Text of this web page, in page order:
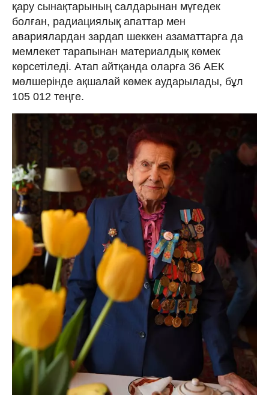
қару сынақтарының салдарынан мүгедек
болған, радиациялық апаттар мен
авариялардан зардап шеккен азаматтарға да
мемлекет тарапынан материалдық көмек
көрсетіледі. Атап айтқанда оларға 36 АЕК
мөлшерінде ақшалай көмек аударылады, бұл
105 012 теңге.